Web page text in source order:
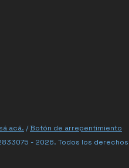
acá. / Botón de arrepentimiento
- 2026. Todos los